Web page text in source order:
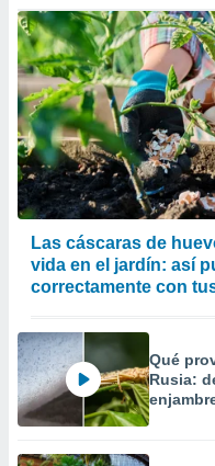
crear un
uso de
contenido
medir el
de la
el
del
de
o a través
de
de
uso de
con el
Las cáscaras de
vida en el jardín: así
correctamente con
Qué
Rusia: